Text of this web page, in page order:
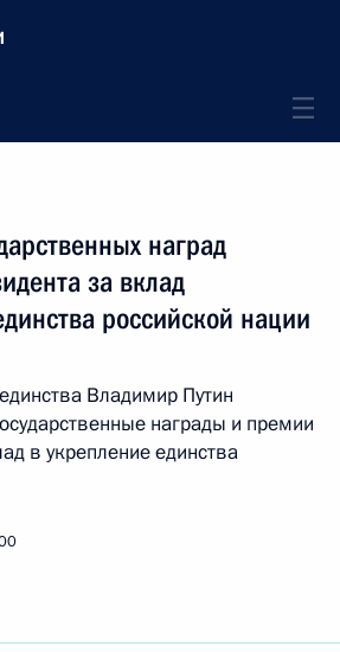
наград
за вклад
российской нации
Владимир Путин
награды и премии
в укрепление единства